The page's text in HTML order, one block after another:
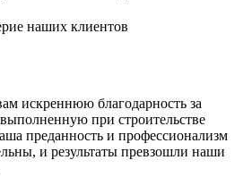
наших клиентов
искреннюю благодарность за
при строительстве
преданность и профессионализм
и результаты превзошли наши